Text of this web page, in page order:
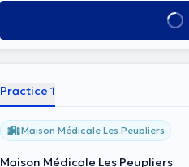
See all
Practice 1
Maison Médicale Les Peupliers
Maison Médicale Les Peupliers